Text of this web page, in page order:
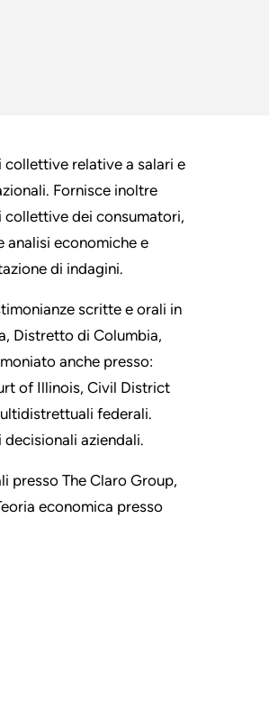
collettive relative a salari e
Fornisce inoltre
collettive dei consumatori,
economiche e
di indagini.
scritte e orali in
Distretto di Columbia,
anche presso:
of Illinois, Civil District
federali.
aziendali.
presso The Claro Group,
economica presso